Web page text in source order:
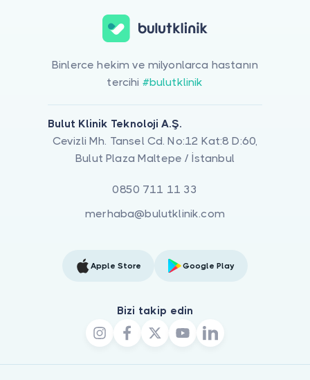
Binlerce hekim ve milyonlarca hastanın
tercihi #bulutklinik
Bulut Klinik Teknoloji A.Ş.
Cevizli Mh. Tansel Cd. No:12 Kat:8 D:60,
Bulut Plaza Maltepe / İstanbul
0850 711 11 33
merhaba@bulutklinik.com
Apple Store Google Play
Bizi takip edin